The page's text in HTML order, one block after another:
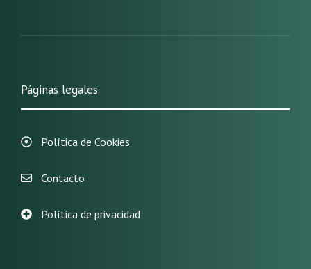
Páginas legales
Política de Cookies
Contacto
Política de privacidad